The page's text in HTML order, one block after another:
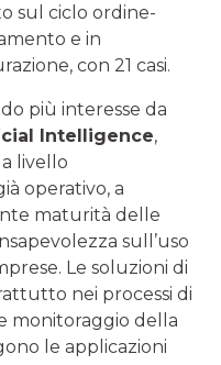
sul ciclo ordine-
e in
con 21 casi.
più interesse da
Intelligence,
livello
operativo, a
maturità delle
sull’uso
Le soluzioni di
nei processi di
monitoraggio della
le applicazioni